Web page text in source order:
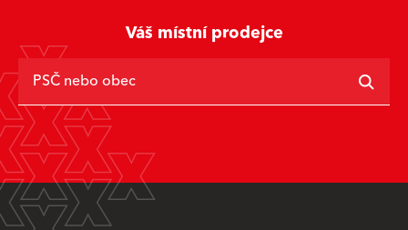
Váš místní prodejce
PSČ nebo obec